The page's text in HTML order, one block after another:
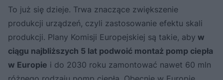
To już się dzieje. Trwa znaczące zwiększenie
produkcji urządzeń, czyli zastosowanie efektu skali
produkcji. Plany Komisji Europejskiej są takie, aby w
ciągu najbliższych 5 lat podwoić montaż pomp ciepła
w Europie i do 2030 roku zamontować nawet 60 mln